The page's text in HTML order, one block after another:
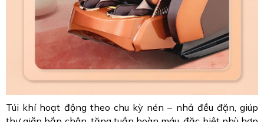
Túi khí hoạt động theo chu kỳ nén – nhả đều đặn, giúp